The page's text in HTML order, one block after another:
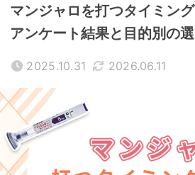
マンジャロを打つタイミン
アンケート結果と目的別の
2025.10.31 2026.06.11